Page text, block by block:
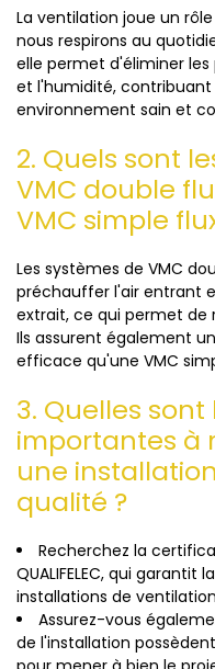
La ventilation joue un
nous respirons au
elle permet d'éliminer les
et l'humidité,
environnement sain et
2. Quels sont
VMC double
VMC simple
Les systèmes de VMC
préchauffer l'air entrant
extrait, ce qui permet de
Ils assurent également
efficace qu'une VMC
3. Quelles
importantes à
une
qualité ?
Recherchez la
QUALIFELEC, qui
installations de
Assurez-vous
de l'installation